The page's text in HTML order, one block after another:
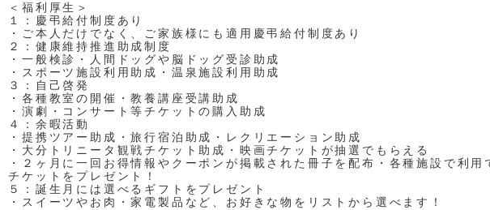
＜福利厚生＞
１：慶弔給付制度あり
・ご本人だけでなく、ご家族様にも適用慶弔給付制度あり
２：健康維持推進助成制度
・一般検診・人間ドッグや脳ドッグ受診助成
・スポーツ施設利用助成・温泉施設利用助成
３：自己啓発
・各種教室の開催・教養講座受講助成
・演劇・コンサート等チケットの購入助成
４：余暇活動
・提携ツアー助成・旅行宿泊助成・レクリエーション助成
・大分トリニータ観戦チケット助成・映画チケットが抽選でもらえる
・２ヶ月に一回お得情報やクーポンが掲載された冊子を配布・各種施設で利
チケットをプレゼント！
５：誕生月には選べるギフトをプレゼント
・スイーツやお肉・家電製品など、お好きな物をリストから選べます！